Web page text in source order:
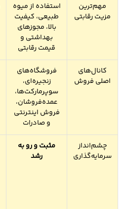
مهم‌ترین
مزیت رقابتی
استفاده از میوه
طبیعی، کیفیت
بالا، مجوزهای
بهداشتی و
قیمت رقابتی
کانال‌های
اصلی فروش
فروشگاه‌های
زنجیره‌ای،
سوپرمارکت‌ها،
عمده‌فروشان،
فروش اینترنتی
و صادرات
چشم‌انداز
سرمایه‌گذاری
مثبت و رو به
رشد